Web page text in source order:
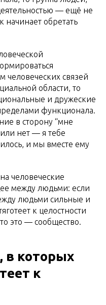
— ещё не
начинает обретать
человеческих связей
области, то
и дружеские
функционала.
в сторону “мне
нет — я тебе
и мы вместе ему
человеческие
между людьми: если
людьми сильные и
к целостности
это — сообщество.
в которых
к